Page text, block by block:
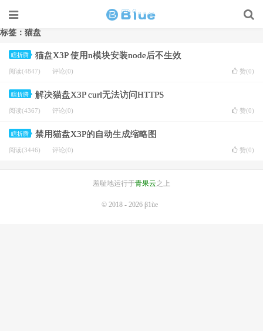
标签：猫盘
瞎折腾 猫盘X3P 使用n模块安装node后不生效
阅读(4847) 评论(0) 赞(0)
瞎折腾 解决猫盘X3P curl无法访问HTTPS
阅读(4367) 评论(0) 赞(0)
瞎折腾 禁用猫盘X3P的自动生成缩略图
阅读(3446) 评论(0) 赞(0)
羞耻地运行于青果云之上
© 2018 - 2026 β1ùe